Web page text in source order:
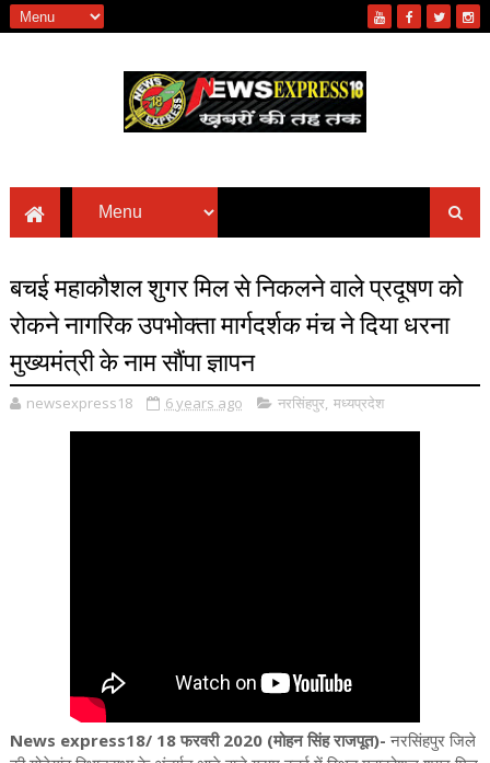
बचई महाकौशल शुगर मिल से निकलने वाले प्रदूषण को
रोकने नागरिक उपभोक्ता मार्गदर्शक मंच ने दिया धरना
मुख्यमंत्री के नाम सौंपा ज्ञापन
newsexpress18 6 years ago नरसिंहपुर, मध्यप्रदेश
News express18/ 18 फरवरी 2020 (मोहन सिंह राजपूत)- नरसिंहपुर जिले